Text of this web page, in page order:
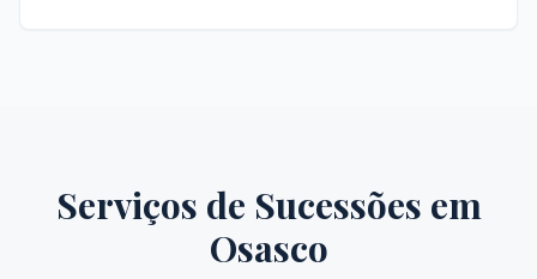
Serviços de Sucessões em
Osasco